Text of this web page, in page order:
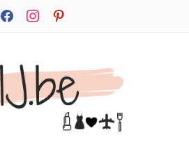
facebookinstagrampinterest